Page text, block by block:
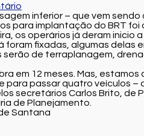
inferior – que vem
para implantação do BRT
os operários já deram
fixadas, algumas delas
serão de terraplanagem,
em 12 meses. Mas,
passar quatro veículos –
secretários Carlos Brito, de
de Planejamento.
Santana